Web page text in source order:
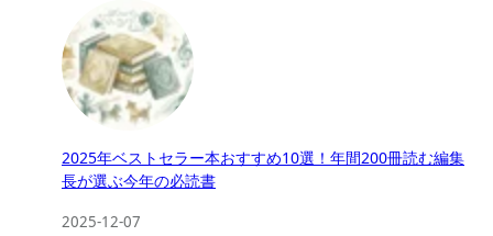
2025年ベストセラー本おすすめ10選！年間200冊読む編集
長が選ぶ今年の必読書
2025-12-07